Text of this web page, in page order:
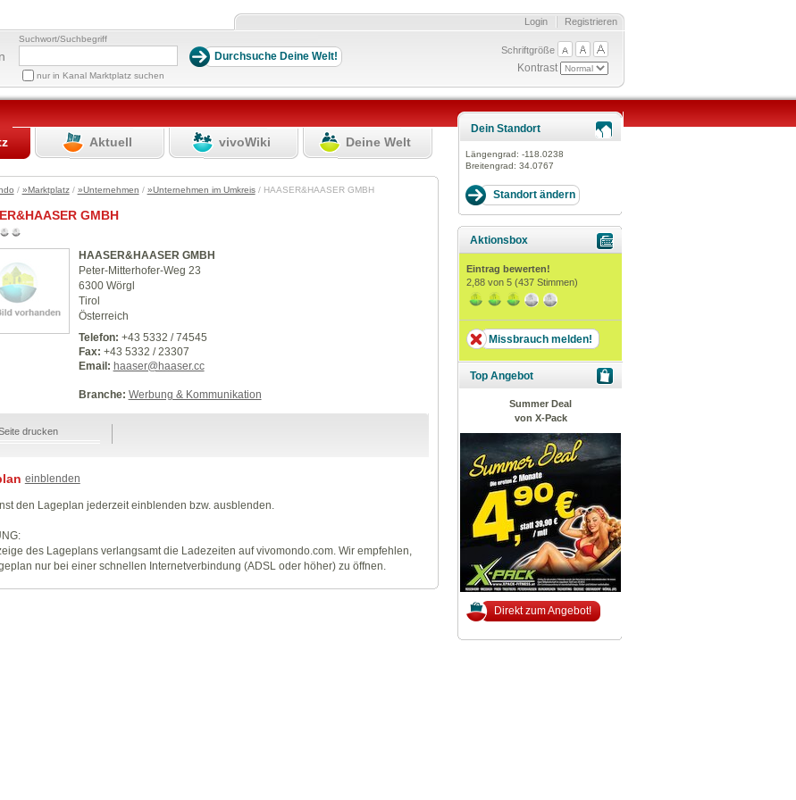
Registrieren
Login
Suchwort/Suchbegriff
nur in Kanal Marktplatz suchen
Schriftgröße
Kontrast
Aktuell vivoWiki Deine Welt
/ »Marktplatz/ »Unternehmen / »Unternehmen im Umkreis/ HAASER&HAASER GMBH
GMBH
HAASER&HAASER GMBH
Peter-Mitterhofer-Weg 23
6300 Wörgl
Tirol
Österreich
Telefon: +43 5332 / 74545
Fax: +43 5332 / 23307
Email: haaser@haaser.cc
Branche: Werbung & Kommunikation
drucken
einblenden
den Lageplan jederzeit einblenden bzw. ausblenden.
des Lageplans verlangsamt die Ladezeiten auf vivomondo.com. Wir empfehlen,
nur bei einer schnellen Internetverbindung (ADSL oder höher) zu öffnen.
Dein Standort
Längengrad: -118.0238
Breitengrad: 34.0767
Aktionsbox
Eintrag bewerten!
2,88 von 5 (437 Stimmen)
Missbrauch melden!
Top Angebot
Summer Deal
von X-Pack
Direkt zum Angebot!